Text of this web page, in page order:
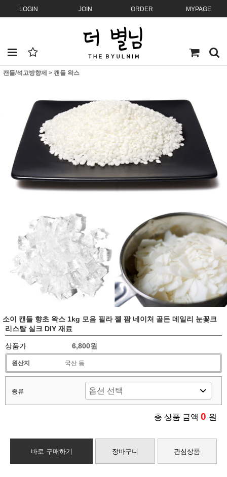
LOGIN JOIN ORDER MYPAGE
캔들/석고방향제 > 캔들 왁스
소이 캔들 향초 왁스 1kg 모음 필라 젤 팜 네이처 골든 데일리 눈꽃크
리스탈 실크 DIY 재료
상품가 6,800원
원산지 국산 등
종류
총 상품 금액 0 원
바로 구매하기 장바구니 관심상품